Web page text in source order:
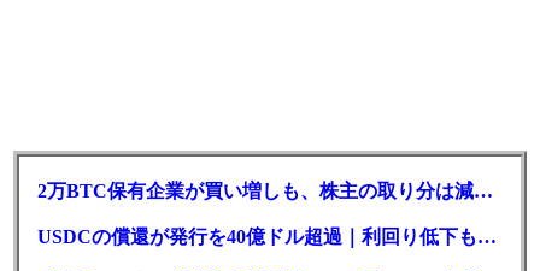
2万BTC保有企業が買い増しも、株主の取り分は減少｜目標と逆行
USDCの償還が発行を40億ドル超過｜利回り低下も収益は増加